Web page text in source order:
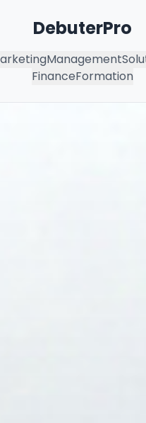
DebuterPro
Management
FinanceFormation